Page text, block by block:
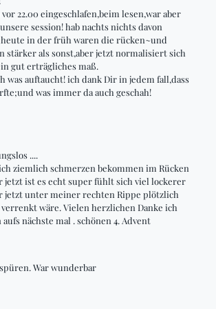
22.00 eingeschlafen,beim lesen,waraber
session! hab nachts nichts davon
in derfrüh waren die rücken~und
stärker alssonst,aberjetzt normalisiert sich
gut erträglichesmaß.
was auftaucht! ich dank Dir in jedem fall,dass
was immer da auch geschah!
....
ziemlich schmerzen bekommen im Rücken
jetzt ist es echt super fühlt sich viel lockerer
jetzt unter meiner rechten Rippe plötzlich
verrenkt wäre. Vielen herzlichen Danke ich
nächste mal . schönen 4. Advent
War wunderbar